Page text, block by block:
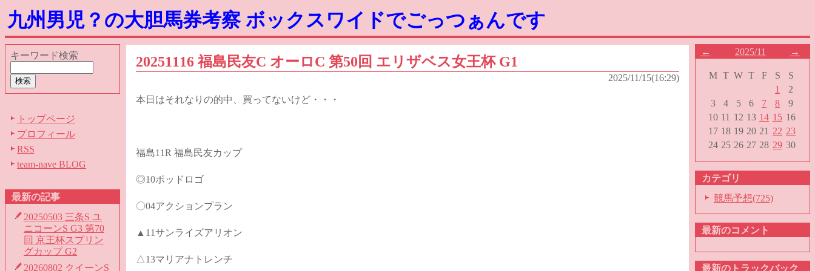
九州男児？の大胆馬券考察 ボックスワイドでごっつぁんです
キーワード検索
トップページ
プロフィール
RSS
team-nave BLOG
最新の記事
20250503 三条S ユ
ニコーンS G3 第70
回 京王杯スプリン
グカップ G2
20260802 クイーンS
20251116 福島民友C オーロC 第50回 エリザベス女王杯 G1
2025/11/15(16:29)
本日はそれなりの的中、買ってないけど・・・
福島11R 福島民友カップ
◎10ポッドロゴ
〇04アクションプラン
▲11サンライズアリオン
△13マリアナトレンチ
← 2025/11 →
M T W T F S
S
1
2
3
4 5 6 7 8
9
10 11 12 13 14 15 16
17 18 19 20 21 22 23
24 25 26 27 28 29 30
カテゴリ
競馬予想(725)
最新のコメント
最新のトラックバック